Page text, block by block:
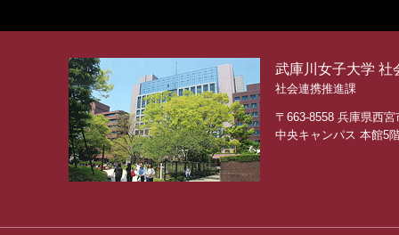
武庫川女子大学 社
社会連携推進課
〒663-8558 兵庫県西宮
中央キャンパス 本館5